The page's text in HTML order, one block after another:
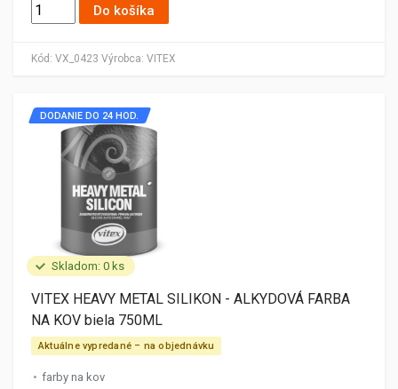
Kód: VX_0423 Výrobca: VITEX
Do košíka
Skladom: 0 ks
DODANIE DO 24 HOD.
VITEX HEAVY METAL SILIKON - ALKYDOVÁ FARBA
NA KOV biela 750ML
Aktuálne vypredané – na objednávku
farby na kov